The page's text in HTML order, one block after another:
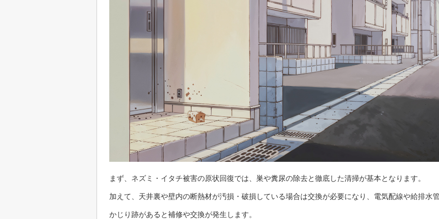
まず、ネズミ・イタチ被害の原状回復では、巣や糞尿の除去と徹底した清掃が基本となります。
加えて、天井裏や壁内の断熱材が汚損・破損している場合は交換が必要になり、電気配線や給排水
かじり跡があると補修や交換が発生します。